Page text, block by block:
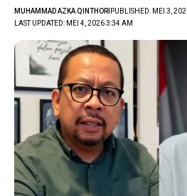
LAST UPDATED: MEI 4, 2026 3:34 AM
MUHAMMAD AZKA QINTHORI PUBLISHED: MEI 3,